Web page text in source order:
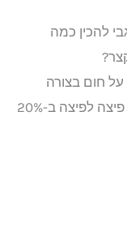
מה לגבי להכין כמה
ב-50%, שומרת על חום בצורה
טובה יותר ומפחיתה את זמן החימום בין פיצה לפיצה ב-20%